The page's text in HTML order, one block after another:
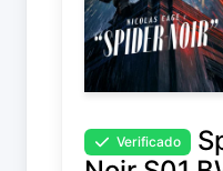
Verificado